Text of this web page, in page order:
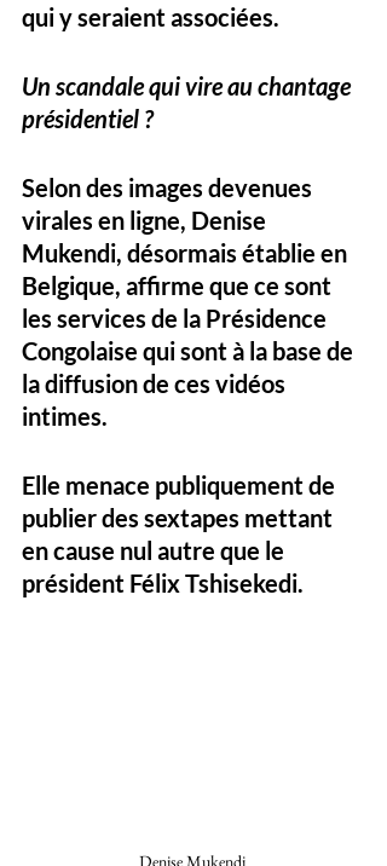
qui y seraient associées.
Un scandale qui vire au chantage
présidentiel ?
Selon des images devenues
virales en ligne, Denise
Mukendi, désormais établie en
Belgique, affirme que ce sont
les services de la Présidence
Congolaise qui sont à la base de
la diffusion de ces vidéos
intimes.
Elle menace publiquement de
publier des sextapes mettant
en cause nul autre que le
président Félix Tshisekedi.
Denise Mukendi